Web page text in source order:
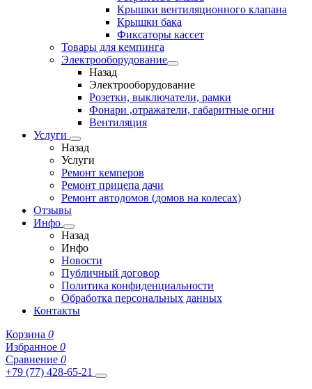
Крышки вентиляционного клапана
Крышки бака
Фиксаторы кассет
Товары для кемпинга
Электрооборудование
Назад
Электрооборудование
Розетки, выключатели, рамки
Фонари ,отражатели, габаритные огни
Вентиляция
Услуги
Назад
Услуги
Ремонт кемперов
Ремонт прицепа дачи
Ремонт автодомов (домов на колесах)
Отзывы
Инфо
Назад
Инфо
Новости
Публичный договор
Политика конфиденциальности
Обработка персональных данных
Контакты
Корзина 0
Избранное 0
Сравнение 0
+79 (77) 428-65-21